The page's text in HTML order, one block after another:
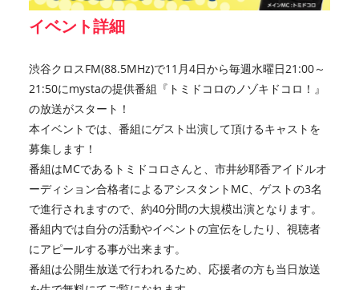
イベント詳細
渋谷クロスFM(88.5MHz)で11月4日から毎週水曜日21:00～
21:50にmystaの提供番組『トミドコロのノゾキドコロ！』
の放送がスタート！
本イベントでは、番組にゲスト出演して頂けるキャストを
募集します！
番組はMCであるトミドコロさんと、市井紗耶香アイドルオ
ーディション合格者によるアシスタントMC、ゲストの3名
で進行されますので、約40分間の大規模出演となります。
番組内では自分の活動やイベントの宣伝をしたり、視聴者
にアピールする事が出来ます。
番組は公開生放送で行われるため、応援者の方も当日放送